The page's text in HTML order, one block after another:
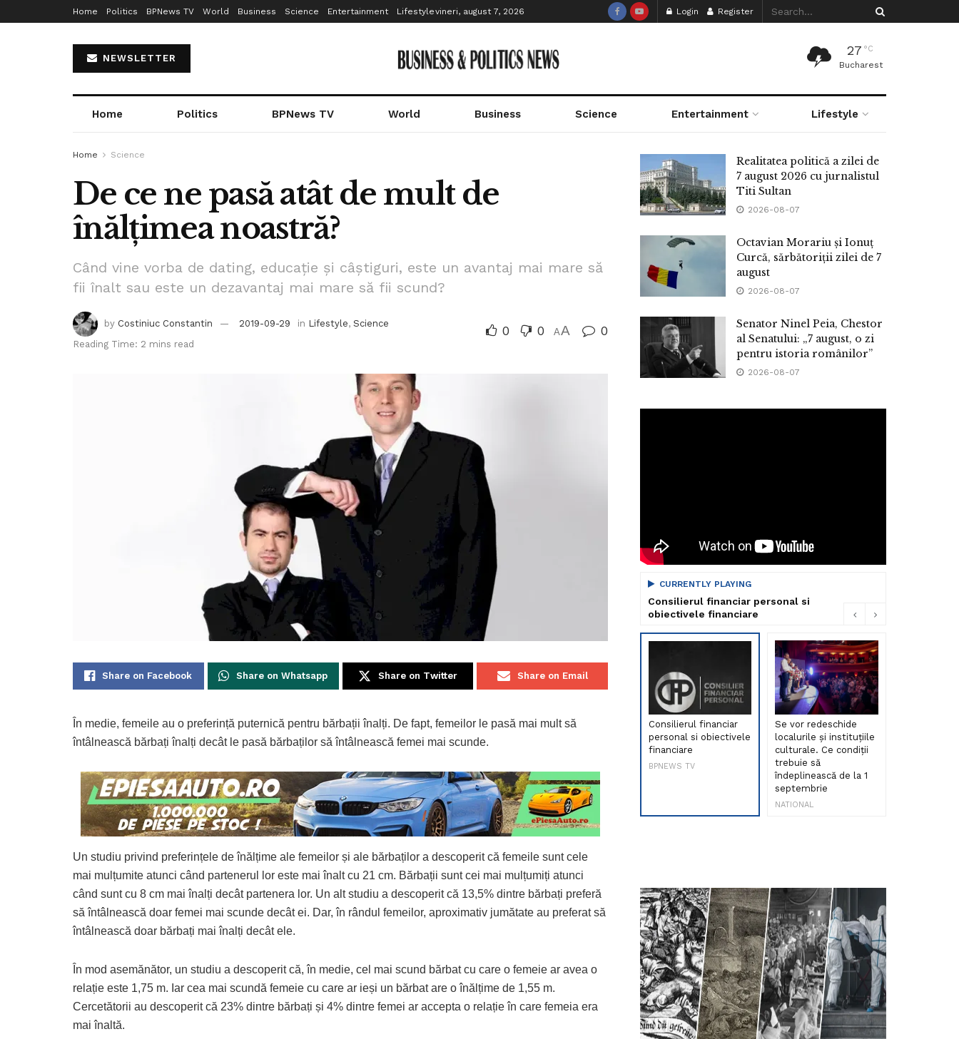
Home Politics BPNews TV World Business Science Entertainment Lifestylevineri, august 7, 2026 Login Register
NEWSLETTER
27 °C
Bucharest
Home Politics BPNews TV World Business Science Entertainment Lifestyle
Home Science
De ce ne pasă atât de mult de
înălțimea noastră?
Când vine vorba de dating, educație și câștiguri, este un avantaj mai mare să
fii înalt sau este un dezavantaj mai mare să fii scund?
by Costiniuc Constantin 2019-09-29 in Lifestyle, Science
Reading Time: 2 mins read
0 0 AA 0
Share on Facebook Share on Whatsapp Share on Twitter Share on Email
În medie, femeile au o preferință puternică pentru bărbații înalți. De fapt, femeilor le pasă mai mult să
întâlnească bărbați înalți decât le pasă bărbaților să întâlnească femei mai scunde.
Un studiu privind preferințele de înălțime ale femeilor și ale bărbaților a descoperit că femeile sunt cele
mai mulțumite atunci când partenerul lor este mai înalt cu 21 cm. Bărbații sunt cei mai mulțumiți atunci
când sunt cu 8 cm mai înalți decât partenera lor. Un alt studiu a descoperit că 13,5% dintre bărbați preferă
să întâlnească doar femei mai scunde decât ei. Dar, în rândul femeilor, aproximativ jumătate au preferat să
întâlnească doar bărbați mai înalți decât ele.
În mod asemănător, un studiu a descoperit că, în medie, cel mai scund bărbat cu care o femeie ar avea o
relație este 1,75 m. Iar cea mai scundă femeie cu care ar ieși un bărbat are o înălțime de 1,55 m.
Cercetătorii au descoperit că 23% dintre bărbați și 4% dintre femei ar accepta o relație în care femeia era
mai înaltă.
Realitatea politică a zilei de
7 august 2026 cu jurnalistul
Titi Sultan
2026-08-07
Octavian Morariu și Ionuț
Curcă, sărbătoriții zilei de 7
august
2026-08-07
Senator Ninel Peia, Chestor
al Senatului: „7 august, o zi
pentru istoria românilor”
2026-08-07
CURRENTLY PLAYING
Consilierul financiar personal si
obiectivele financiare
Consilierul financiar
personal si obiectivele
financiare
BPNEWS TV
Se vor redeschide
localurile și instituțiile
culturale. Ce condiții
trebuie să
îndeplinească de la 1
septembrie
NATIONAL